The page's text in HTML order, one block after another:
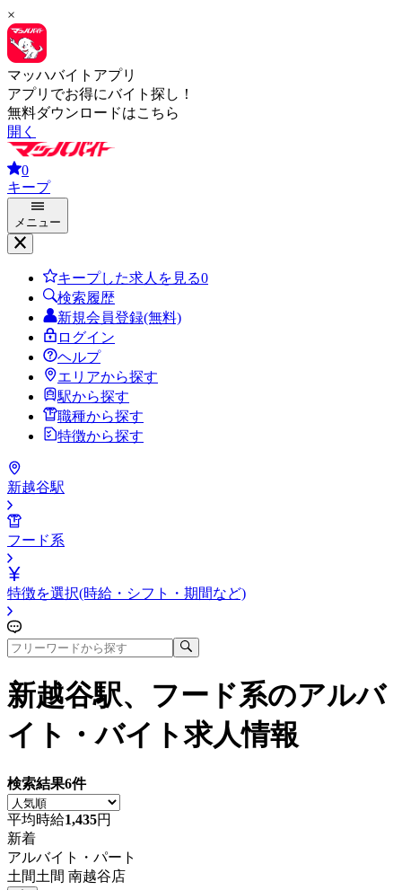
×
マッハバイトアプリ
アプリでお得にバイト探し！
無料ダウンロードはこちら
開く
0
キープ
メニュー
キープした求人を見る0
検索履歴
新規会員登録(無料)
ログイン
ヘルプ
エリアから探す
駅から探す
職種から探す
特徴から探す
新越谷駅
フード系
特徴を選択(時給・シフト・期間など)
新越谷駅、フード系のアルバ
イト・バイト求人情報
検索結果6件
平均時給1,435円
新着
アルバイト・パート
土間土間 南越谷店